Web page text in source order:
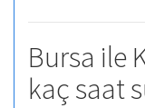
Bursa ile
kaç saat